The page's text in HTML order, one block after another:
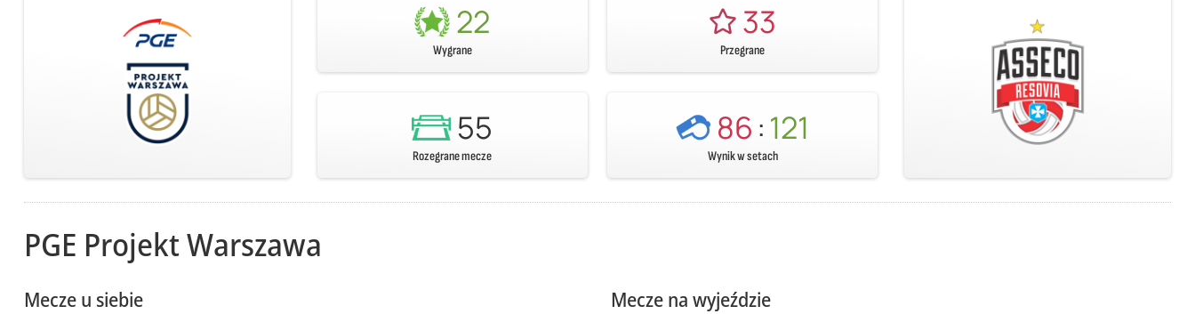
22
Wygrane
33
Przegrane
55
Rozegrane mecze
86:121
Wynik w setach
PGE Projekt Warszawa
Mecze u siebie Mecze na wyjeździe